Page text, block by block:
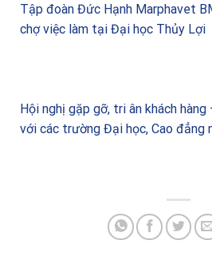
Tập đoàn Đức Hạnh Marphavet
chợ việc làm tại Đại học Thủy Lợi
Hội nghị gặp gỡ, tri ân khách
với các trường Đại học, Cao đẳng